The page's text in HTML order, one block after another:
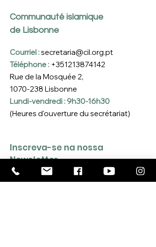
Communauté islamique
de Lisbonne
Courriel :secretaria@cil.org.pt
Téléphone : +351213874142
Rue de la Mosquée 2,
1070-238 Lisbonne
Lundi-vendredi : 9h30-16h30
(Heures d'ouverture du secrétariat)
Inscreva-se na nossa
Newsletter
Coloque o seu e-mail aqui *